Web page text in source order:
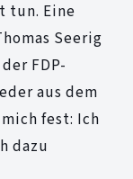
tun. Eine
Seerig
FDP-
aus dem
fest: Ich
dazu